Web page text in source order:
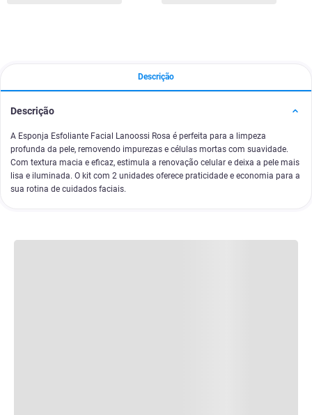
Descrição
Descrição
A Esponja Esfoliante Facial Lanoossi Rosa é perfeita para a limpeza
profunda da pele, removendo impurezas e células mortas com suavidade.
Com textura macia e eficaz, estimula a renovação celular e deixa a pele mais
lisa e iluminada. O kit com 2 unidades oferece praticidade e economia para a
sua rotina de cuidados faciais.